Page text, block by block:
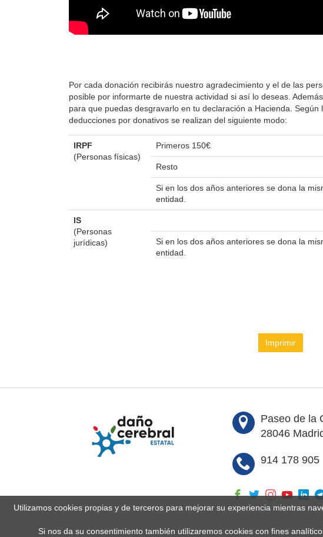
Por cada donación recibirás nuestro agradecimiento y el de las
posible por informarte de nuestra actividad si así lo deseas.
para que puedas desgravarlo en tu declaración a Hacienda.
deducciones por donativos se realizan del siguiente modo:
IRPF
(Personas físicas)
Primeros 150€
Resto
Si en los dos años anteriores se dona la
entidad.
IS
(Personas
jurídicas)
Si en los dos años anteriores se dona la
entidad.
Imprimir
Paseo de la
28046
914 178 905
Utilizamos cookies propias y de terceros para mejorar su experiencia mientras
Si nos da su consentimiento también utilizaremos cookies con fines